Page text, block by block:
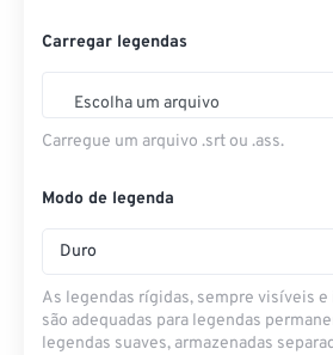
Carregar legendas
Escolha um arquivo
Carregue um arquivo .srt ou .ass.
Modo de legenda
Duro
As legendas rígidas, sempre visíveis
são adequadas para legendas
legendas suaves, armazenadas